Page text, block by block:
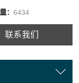
： 6434
联系我们